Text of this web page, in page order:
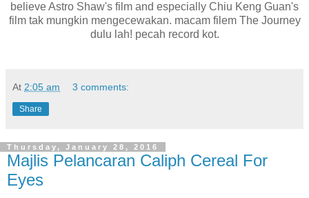
believe Astro Shaw's film and especially Chiu Keng Guan's
film tak mungkin mengecewakan. macam filem The Journey
dulu lah! pecah record kot.
At 2:05 am 3 comments:
Share
Thursday, January 28, 2016
Majlis Pelancaran Caliph Cereal For
Eyes